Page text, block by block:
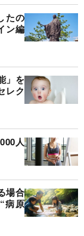
たの
ン編
」を
レク
人
場合
病原